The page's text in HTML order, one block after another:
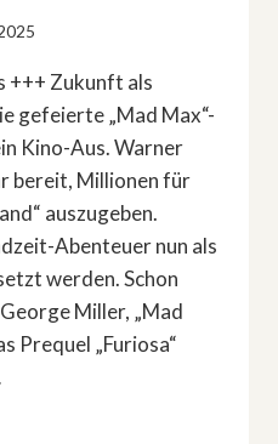
+++ Zukunft als
gefeierte „Mad Max“-
Kino-Aus. Warner
bereit, Millionen für
auszugeben.
Abenteuer nun als
werden. Schon
Miller, „Mad
Prequel „Furiosa“